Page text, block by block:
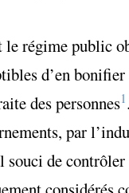
le régime public
d’en
des personnes1
par
souci de